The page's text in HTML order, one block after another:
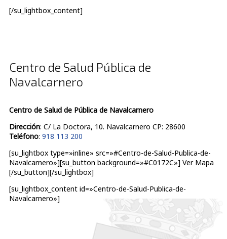
[/su_lightbox_content]
Centro de Salud Pública de
Navalcarnero
Centro de Salud de Pública de Navalcarnero
Dirección: C/ La Doctora, 10. Navalcarnero CP: 28600
Teléfono: 918 113 200
[su_lightbox type=»inline» src=»#Centro-de-Salud-Publica-de-
Navalcarnero»][su_button background=»#C0172C»] Ver Mapa
[/su_button][/su_lightbox]
[su_lightbox_content id=»Centro-de-Salud-Publica-de-
Navalcarnero»]